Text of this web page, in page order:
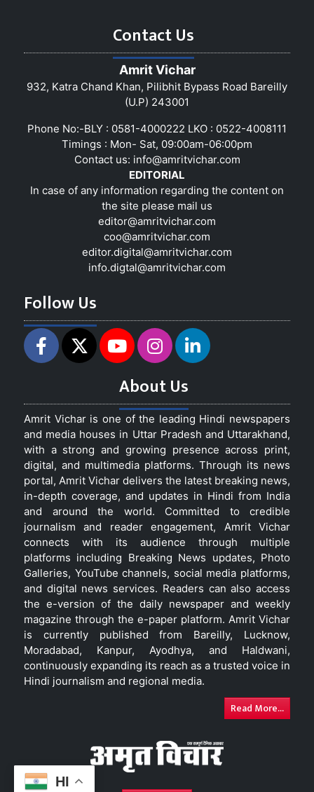
HI
Contact Us
Amrit Vichar
932, Katra Chand Khan, Pilibhit Bypass Road Bareilly
(U.P) 243001
Phone No:-BLY : 0581-4000222 LKO : 0522-4008111
Timings : Mon- Sat, 09:00am-06:00pm
Contact us: info@amritvichar.com
EDITORIAL
In case of any information regarding the content on
the site please mail us
editor@amritvichar.com
coo@amritvichar.com
editor.digital@amritvichar.com
info.digtal@amritvichar.com
Follow Us
About Us
Amrit Vichar is one of the leading Hindi newspapers
and media houses in Uttar Pradesh and Uttarakhand,
with a strong and growing presence across print,
digital, and multimedia platforms. Through its news
portal, Amrit Vichar delivers the latest breaking news,
in-depth coverage, and updates in Hindi from India
and around the world. Committed to credible
journalism and reader engagement, Amrit Vichar
connects with its audience through multiple
platforms including Breaking News updates, Photo
Galleries, YouTube channels, social media platforms,
and digital news services. Readers can also access
the e-version of the daily newspaper and weekly
magazine through the e-paper platform. Amrit Vichar
is currently published from Bareilly, Lucknow,
Moradabad, Kanpur, Ayodhya, and Haldwani,
continuously expanding its reach as a trusted voice in
Hindi journalism and regional media.
Read More...